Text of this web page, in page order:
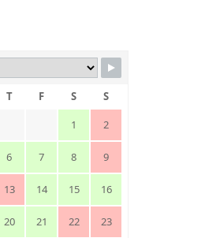
T F S
S
1
2
6 7 8 9
13 14 15 16
20 21 22 23